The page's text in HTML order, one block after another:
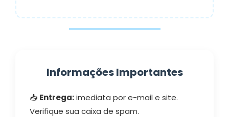
Informações Importantes
📥 Entrega:imediata por e-mail e site.
Verifique sua caixa de spam.